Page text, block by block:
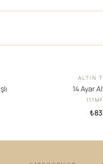
ALTIN
14 Ayar